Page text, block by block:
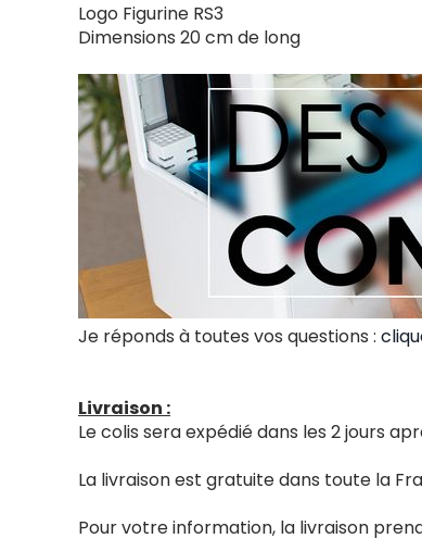
Logo Figurine RS3
Dimensions 20 cm de long
Je réponds à toutes vos questions :
Livraison :
Le colis sera expédié dans les 2 jours
La livraison est gratuite dans toute la
Pour votre information, la livraison